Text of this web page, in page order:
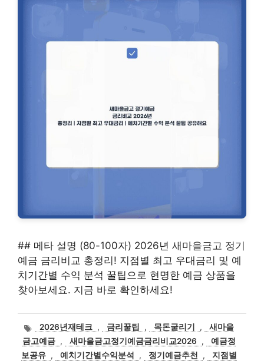
## 메타 설명 (80-100자) 2026년 새마을금고 정기
예금 금리비교 총정리! 지점별 최고 우대금리 및 예
치기간별 수익 분석 꿀팁으로 현명한 예금 상품을
찾아보세요. 지금 바로 확인하세요!
태
그
2026년재테크 , 금리꿀팁 , 목돈굴리기 ,
새마을
금고예금 , 새마을금고정기예금금리비교2026 ,
예금정
보공유 , 예치기간별수익분석 , 정기예금추천 ,
지점별